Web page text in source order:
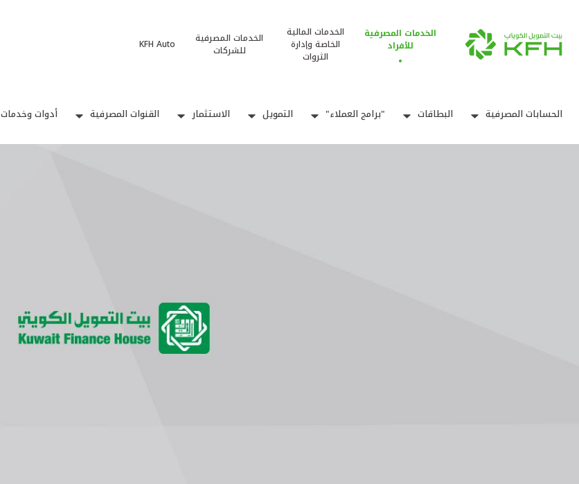
الخدمات المصرفية
للأفراد
الخدمات المالية
الخاصة وإدارة
الثروات
الخدمات المصرفية
للشركات
KFH Auto
الحسابات المصرفية البطاقات "برامج العملاء" التمويل الاستثمار القنوات المصرفية أدوات وخدمات